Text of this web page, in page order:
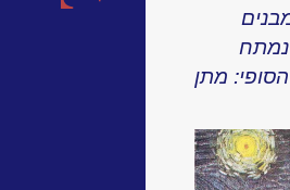
נמתח
מתן